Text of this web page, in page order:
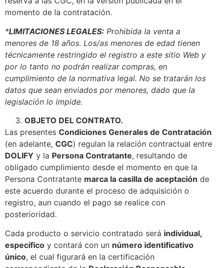
momento de la contratación.
*LIMITACIONES LEGALES: Prohibida la venta a
menores de 18 años. Los/as menores de edad tienen
técnicamente restringido el registro a este sitio Web y
por lo tanto no podrán realizar compras, en
cumplimiento de la normativa legal. No se tratarán los
datos que sean enviados por menores, dado que la
legislación lo impide.
OBJETO DEL CONTRATO.
Las presentes Condiciones Generales de Contratación
(en adelante, CGC) regulan la relación contractual entre
DOLIFY y la Persona Contratante, resultando de
obligado cumplimiento desde el momento en que la
Persona Contratante marca la casilla de aceptación de
este acuerdo durante el proceso de adquisición o
registro, aun cuando el pago se realice con
posterioridad.
Cada producto o servicio contratado será individual,
específico y contará con un número identificativo
único, el cual figurará en la certificación